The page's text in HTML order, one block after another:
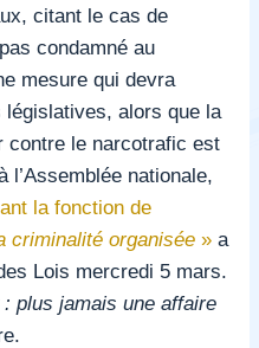
citant le cas de
condamné au
mesure qui devra
alors que la
contre le narcotrafic est
l’Assemblée nationale,
la fonction de
criminalité organisée » a
Lois mercredi 5 mars.
: plus jamais une affaire